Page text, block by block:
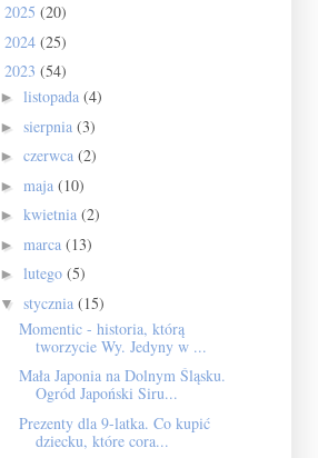
2025 (20)
2024 (25)
2023 (54)
► listopada (4)
► sierpnia (3)
► czerwca (2)
► maja (10)
► kwietnia (2)
► marca (13)
► lutego (5)
▼ stycznia (15)
Momentic - historia, którą
tworzycie Wy. Jedyny w ...
Mała Japonia na Dolnym Śląsku.
Ogród Japoński Siru...
Prezenty dla 9-latka. Co kupić
dziecku, które cora...